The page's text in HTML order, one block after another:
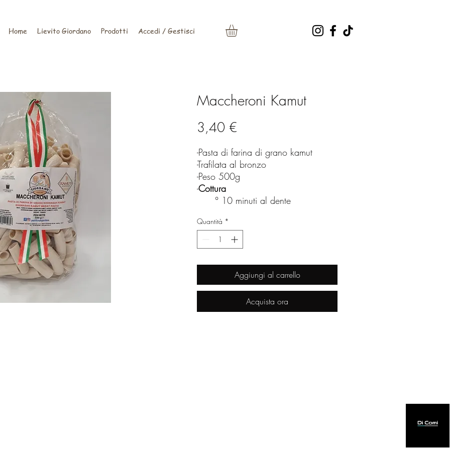
Home Lievito Giordano Prodotti Accedi / Gestisci
Maccheroni Kamut
3,40 €
-Pasta di farina di grano kamut
-Trafilata al bronzo
-Peso 500g
-Cottura
° 10 minuti al dente
Quantità *
Aggiungi al carrello
Acquista ora